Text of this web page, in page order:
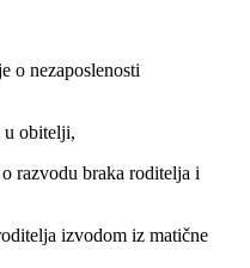
o nezaposlenosti
u obitelji,
razvodu braka roditelja i
izvodom iz matične